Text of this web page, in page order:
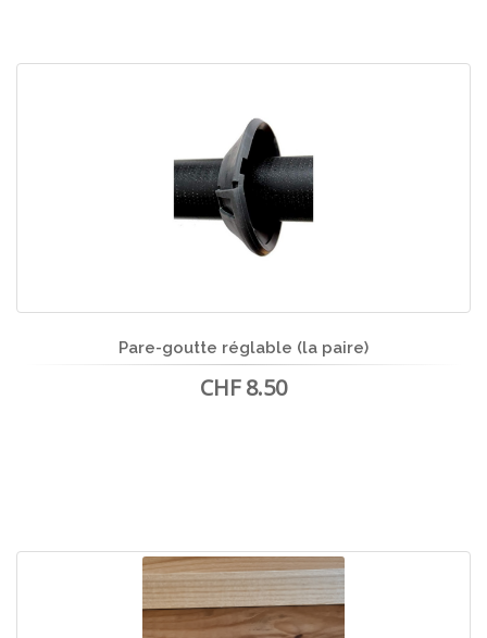
Pare-goutte réglable (la paire)
CHF 8.50